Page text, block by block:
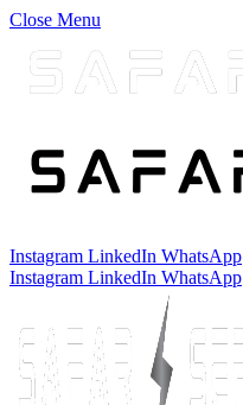
Close Menu
Instagram LinkedIn WhatsApp
Instagram LinkedIn WhatsApp